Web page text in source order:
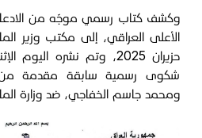
وكشف كتاب رسمي موجّه من
شكوى رسمية سابقة مقدمة من
ومحمد جاسم الخفاجي، ضد وزارة